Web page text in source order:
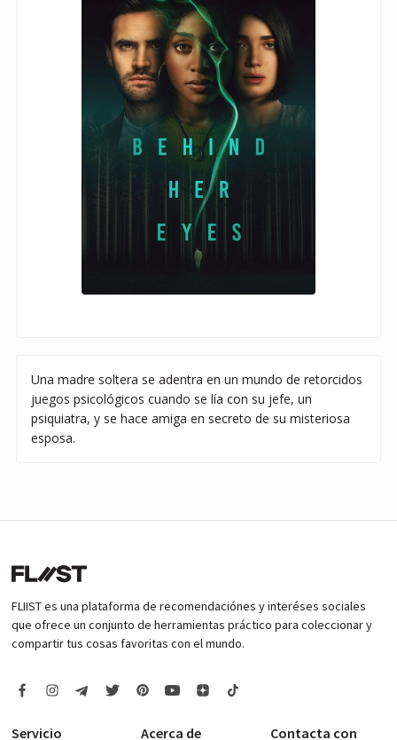
Una madre soltera se adentra en un mundo de retorcidos
juegos psicológicos cuando se lía con su jefe, un
psiquiatra, y se hace amiga en secreto de su misteriosa
esposa.
FLIIST es una plataforma de recomendaciónes y interéses sociales
que ofrece un conjunto de herramientas práctico para coleccionar y
compartir tus cosas favoritas con el mundo.
Servicio Acerca de Contacta con